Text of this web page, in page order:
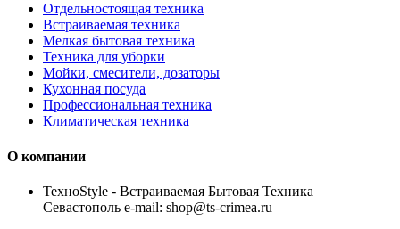
Отдельностоящая техника
Встраиваемая техника
Мелкая бытовая техника
Техника для уборки
Мойки, смесители, дозаторы
Кухонная посуда
Профессиональная техника
Климатическая техника
О компании
TexноStyle - Встраиваемая Бытовая Техника
Севастополь e-mail: shop@ts-crimea.ru